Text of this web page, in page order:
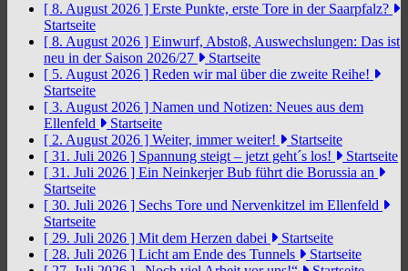
[ 8. August 2026 ] Erste Punkte, erste Tore in der Saarpfalz?
Startseite
[ 8. August 2026 ] Einwurf, Abstoß, Auswechslungen: Das ist
neu in der Saison 2026/27
Startseite
[ 5. August 2026 ] Reden wir mal über die zweite Reihe!
Startseite
[ 3. August 2026 ] Namen und Notizen: Neues aus dem
Ellenfeld
Startseite
[ 2. August 2026 ] Weiter, immer weiter!
Startseite
[ 31. Juli 2026 ] Spannung steigt – jetzt geht´s los!
Startseite
[ 31. Juli 2026 ] Ein Neinkerjer Bub führt die Borussia an
Startseite
[ 30. Juli 2026 ] Sechs Tore und Nervenkitzel im Ellenfeld
Startseite
[ 29. Juli 2026 ] Mit dem Herzen dabei
Startseite
[ 28. Juli 2026 ] Licht am Ende des Tunnels
Startseite